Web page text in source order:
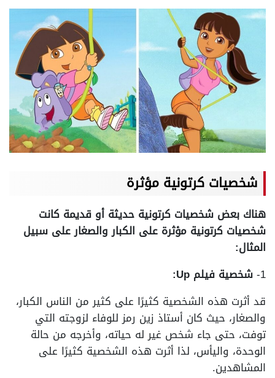
شخصيات كرتونية مؤثرة
هناك بعض شخصيات كرتونية حديثة أو قديمة كانت
شخصيات كرتونية مؤثرة على الكبار والصغار على سبيل
المثال:
1- شخصية فيلم Up:
قد أثرت هذه الشخصية كثيرًا على كثير من الناس الكبار،
والصغار، حيث كان أستاذ زين رمز للوفاء لزوجته التي
توفت، حتى جاء شخص غير له حياته، وأخرجه من حالة
الوحدة، واليأس، لذا أثرت هذه الشخصية كثيرًا على
المشاهدين.